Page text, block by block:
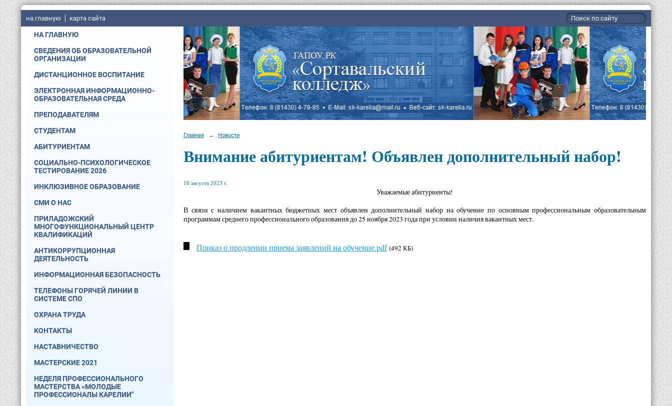
на главную карта сайта
НА ГЛАВНУЮ
СВЕДЕНИЯ ОБ ОБРАЗОВАТЕЛЬНОЙ
ОРГАНИЗАЦИИ
ДИСТАНЦИОННОЕ ВОСПИТАНИЕ
ЭЛЕКТРОННАЯ ИНФОРМАЦИОННО-
ОБРАЗОВАТЕЛЬНАЯ СРЕДА
ПРЕПОДАВАТЕЛЯМ
СТУДЕНТАМ
АБИТУРИЕНТАМ
СОЦИАЛЬНО-ПСИХОЛОГИЧЕСКОЕ
ТЕСТИРОВАНИЕ 2026
ИНКЛЮЗИВНОЕ ОБРАЗОВАНИЕ
СМИ О НАС
ПРИЛАДОЖСКИЙ
МНОГОФУНКЦИОНАЛЬНЫЙ ЦЕНТР
КВАЛИФИКАЦИЙ
АНТИКОРРУПЦИОННАЯ
ДЕЯТЕЛЬНОСТЬ
ИНФОРМАЦИОННАЯ БЕЗОПАСНОСТЬ
ТЕЛЕФОНЫ ГОРЯЧЕЙ ЛИНИИ В
СИСТЕМЕ СПО
ОХРАНА ТРУДА
КОНТАКТЫ
НАСТАВНИЧЕСТВО
МАСТЕРСКИЕ 2021
НЕДЕЛЯ ПРОФЕССИОНАЛЬНОГО
МАСТЕРСТВА «МОЛОДЫЕ
ПРОФЕССИОНАЛЫ КАРЕЛИИ"
Главная → Новости
Внимание абитуриентам! Объявлен дополнительный набор!
16 августа 2023 г.
Уважаемые абитуриенты!
В связи с наличием вакантных бюджетных мест объявлен дополнительный набор на обучение по основным профессиональным образовательным
программам среднего профессионального образования до 25 ноября 2023 года при условии наличия вакантных мест.
Приказ о продлении приема заявлений на обучение.pdf (492 КБ)